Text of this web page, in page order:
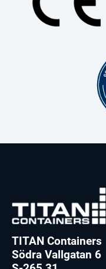
TITAN Containers
Södra Vallgatan 6